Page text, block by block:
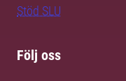
Stöd SLU
Följ oss